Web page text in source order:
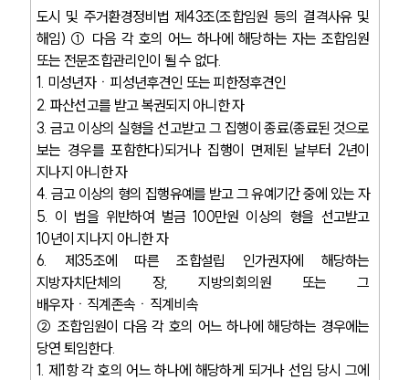
도시 및 주거환경정비법 제43조(조합임원 등의 결격사유 및
해임) ① 다음 각 호의 어느 하나에 해당하는 자는 조합임원
또는 전문조합관리인이 될 수 없다.
1. 미성년자ㆍ피성년후견인 또는 피한정후견인
2. 파산선고를 받고 복권되지 아니한 자
3. 금고 이상의 실형을 선고받고 그 집행이 종료(종료된 것으로
보는 경우를 포함한다)되거나 집행이 면제된 날부터 2년이
지나지 아니한 자
4. 금고 이상의 형의 집행유예를 받고 그 유예기간 중에 있는 자
5. 이 법을 위반하여 벌금 100만원 이상의 형을 선고받고
10년이 지나지 아니한 자
6. 제35조에 따른 조합설립 인가권자에 해당하는
지방자치단체의 장, 지방의회의원 또는 그
배우자ㆍ직계존속ㆍ직계비속
② 조합임원이 다음 각 호의 어느 하나에 해당하는 경우에는
당연 퇴임한다.
1. 제1항 각 호의 어느 하나에 해당하게 되거나 선임 당시 그에